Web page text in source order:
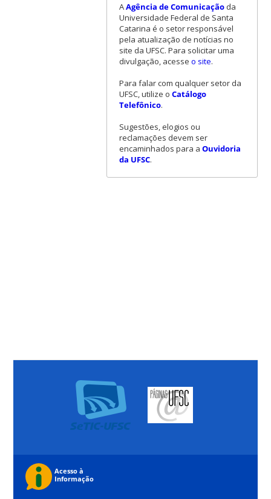
AAgência de Comunicaçãoda
Universidade Federal de Santa
Catarina é o setor responsável
pela atualização de notícias no
site da UFSC. Para solicitar uma
divulgação, acesse o site.
Para falar com qualquer setor da
UFSC, utilize o Catálogo
Telefônico.
Sugestões, elogios ou
reclamações devem ser
encaminhados para a Ouvidoria
da UFSC.